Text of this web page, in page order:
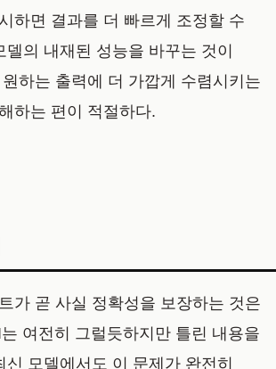
하면 결과를 더 빠르게 조정할 수
델의 내재된 성능을 바꾸는 것이
하는 출력에 더 가깝게 수렴시키는
하는 편이 적절하다.
가 곧 사실 정확성을 보장하는 것은
여전히 그럴듯하지만 틀린 내용을
신 모델에서도 이 문제가 완전히